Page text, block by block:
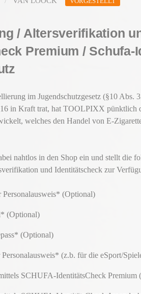
/ Altersverifikation
Premium / Schufa-
im Jugendschutzgesetz (§10 Abs.
in Kraft trat, hat TOOLPIXX pünktlich
welches den Handel von E-
nahtlos in den Shop ein und stellt die
und Identitätscheck zur
Personalausweis* (Optional)
(Optional)
(Optional)
Personalausweis* (z.b. für die eSport/
SCHUFA-IdentitätsCheck